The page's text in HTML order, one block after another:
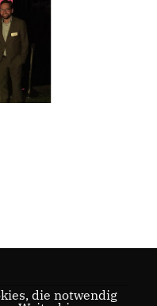
die notwendig